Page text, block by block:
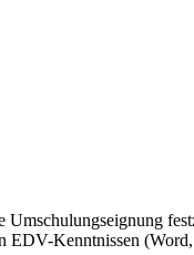
Kenntnissen